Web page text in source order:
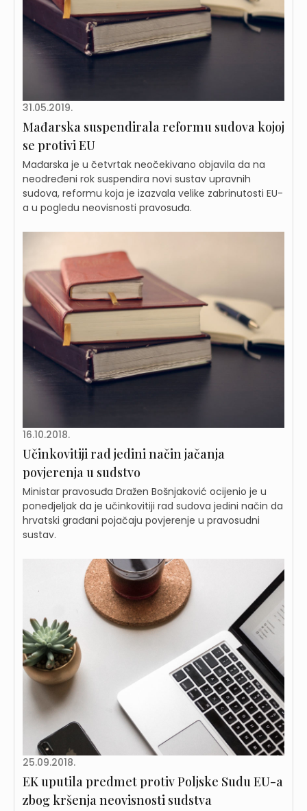
31.05.2019.
Mađarska suspendirala reformu sudova kojoj
se protivi EU
Mađarska je u četvrtak neočekivano objavila da na
neodređeni rok suspendira novi sustav upravnih
sudova, reformu koja je izazvala velike zabrinutosti EU-
a u pogledu neovisnosti pravosuđa.
16.10.2018.
Učinkovitiji rad jedini način jačanja
povjerenja u sudstvo
Ministar pravosuđa Dražen Bošnjaković ocijenio je u
ponedjeljak da je učinkovitiji rad sudova jedini način da
hrvatski građani pojačaju povjerenje u pravosudni
sustav.
25.09.2018.
EK uputila predmet protiv Poljske Sudu EU-a
zbog kršenja neovisnosti sudstva